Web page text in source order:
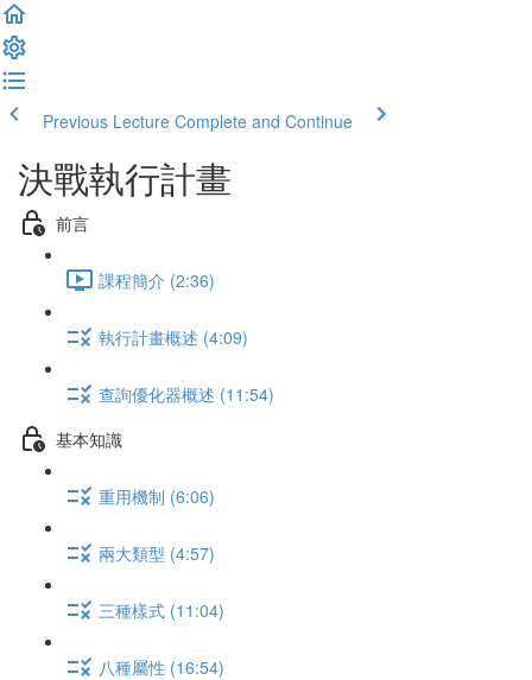
Previous Lecture Complete and Continue
決戰執行計畫
前言
課程簡介 (2:36)
執行計畫概述 (4:09)
查詢優化器概述 (11:54)
基本知識
重用機制 (6:06)
兩大類型 (4:57)
三種樣式 (11:04)
八種屬性 (16:54)